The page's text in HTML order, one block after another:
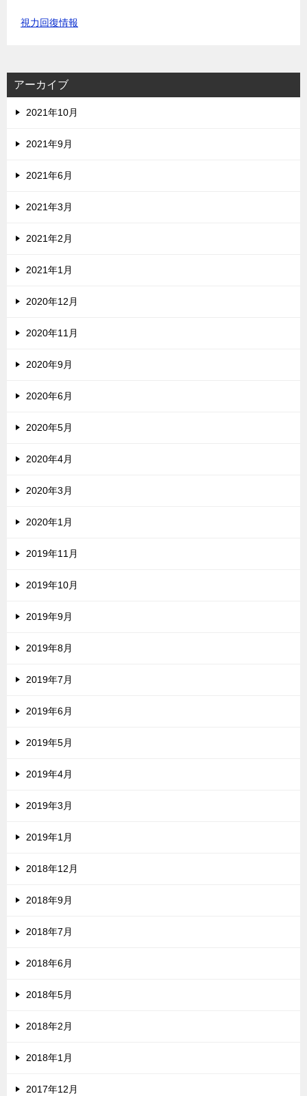
視力回復情報
アーカイブ
2021年10月
2021年9月
2021年6月
2021年3月
2021年2月
2021年1月
2020年12月
2020年11月
2020年9月
2020年6月
2020年5月
2020年4月
2020年3月
2020年1月
2019年11月
2019年10月
2019年9月
2019年8月
2019年7月
2019年6月
2019年5月
2019年4月
2019年3月
2019年1月
2018年12月
2018年9月
2018年7月
2018年6月
2018年5月
2018年2月
2018年1月
2017年12月